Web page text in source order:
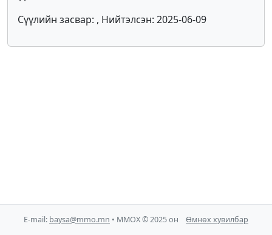
Сүүлийн засвар: , Нийтэлсэн: 2025-06-09
E-mail: baysa@mmo.mn • ММОХ © 2025 он Өмнөх хувилбар